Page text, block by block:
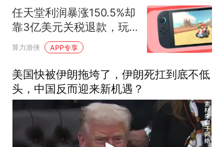
任天堂利润暴涨150.5%却
靠3亿美元关税退款，玩
家为何难分一杯羹？
算力游侠 APP专享
美国快被伊朗拖垮了，伊朗死扛到底不低
头，中国反而迎来新机遇？